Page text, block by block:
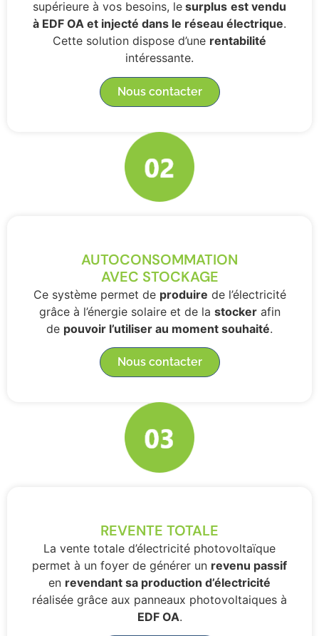
supérieure à vos besoins, le surplus est vendu
à EDF OA et injecté dans le réseau électrique.
Cette solution dispose d’une rentabilité
intéressante.
Nous contacter
AUTOCONSOMMATION
AVEC STOCKAGE
Ce système permet de produire de l’électricité
grâce à l’énergie solaire et de la stockerafin
de pouvoir l’utiliser au moment souhaité.
Nous contacter
REVENTE TOTALE
La vente totale d’électricité photovoltaïque
permet à un foyer de générer un revenu passif
en revendant sa production d’électricité
réalisée grâce aux panneaux photovoltaiques à
EDF OA.